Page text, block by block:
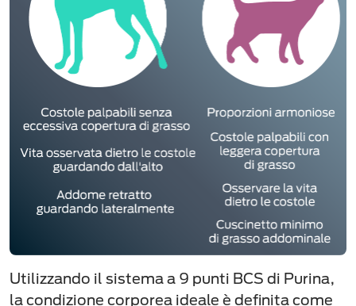
Utilizzando il sistema a 9 punti BCS di Purina,
la condizione corporea ideale è definita come